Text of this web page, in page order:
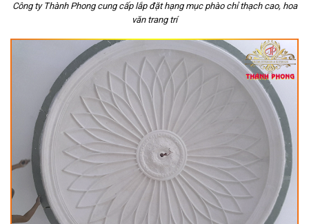
Công ty Thành Phong cung cấp lắp đặt hạng mục phào chỉ thạch cao, hoa
văn trang trí